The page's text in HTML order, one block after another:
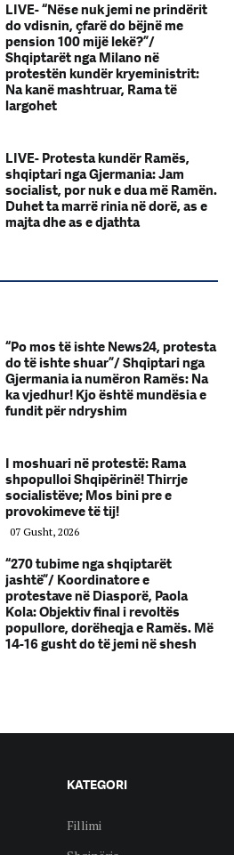
LIVE- “Nëse nuk jemi ne prindërit
do vdisnin, çfarë do bëjnë me
pension 100 mijë lekë?”/
Shqiptarët nga Milano në
protestën kundër kryeministrit:
Na kanë mashtruar, Rama të
largohet
LIVE- Protesta kundër Ramës,
shqiptari nga Gjermania: Jam
socialist, por nuk e dua më Ramën.
Duhet ta marrë rinia në dorë, as e
majta dhe as e djathta
“Po mos të ishte News24, protesta
do të ishte shuar”/ Shqiptari nga
Gjermania ia numëron Ramës: Na
ka vjedhur! Kjo është mundësia e
fundit për ndryshim
I moshuari në protestë: Rama
shpopulloi Shqipërinë! Thirrje
socialistëve; Mos bini pre e
provokimeve të tij!
07 Gusht, 2026
“270 tubime nga shqiptarët
jashtë”/ Koordinatore e
protestave në Diasporë, Paola
Kola: Objektiv final i revoltës
popullore, dorëheqja e Ramës. Më
14-16 gusht do të jemi në shesh
KATEGORI
Fillimi